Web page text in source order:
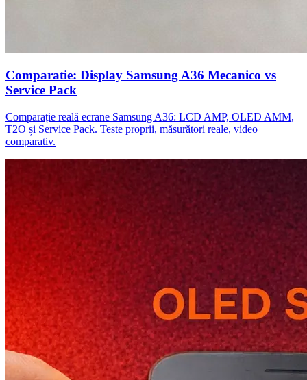
Comparatie: Display Samsung A36 Mecanico vs
Service Pack
Comparație reală ecrane Samsung A36: LCD AMP, OLED AMM,
T2O și Service Pack. Teste proprii, măsurători reale, video
comparativ.